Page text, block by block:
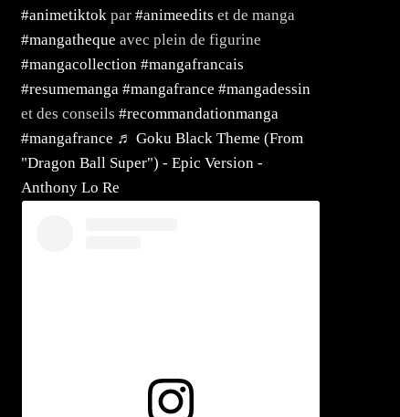
#animetiktok par #animeedits et de manga
#mangatheque avec plein de figurine
#mangacollection #mangafrancais
#resumemanga #mangafrance #mangadessin
et des conseils #recommandationmanga
#mangafrance ♬ Goku Black Theme (From
"Dragon Ball Super") - Epic Version -
Anthony Lo Re